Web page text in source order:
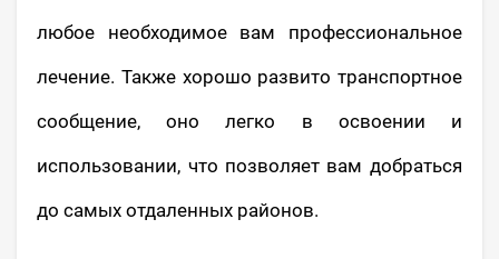
любое необходимое вам профессиональное
лечение. Также хорошо развито транспортное
сообщение, оно легко в освоении и
использовании, что позволяет вам добраться
до самых отдаленных районов.